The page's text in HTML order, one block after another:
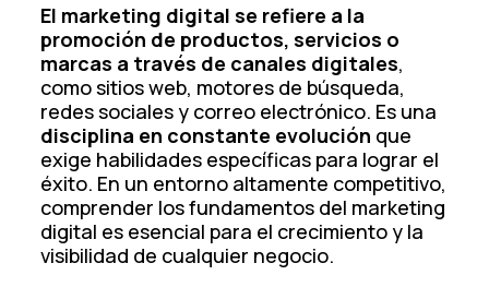
El marketing digital se refiere a la
promoción de productos, servicios o
marcas a través de canales digitales,
como sitios web, motores de búsqueda,
redes sociales y correo electrónico. Es una
disciplina en constante evolución que
exige habilidades específicas para lograr el
éxito. En un entorno altamente competitivo,
comprender los fundamentos del marketing
digital es esencial para el crecimiento y la
visibilidad de cualquier negocio.